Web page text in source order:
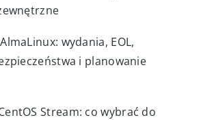
wydania, EOL,
i planowanie
Stream: co wybrać do